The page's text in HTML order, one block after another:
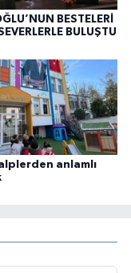
BESTELERİ
BULUŞTU
anlamlı